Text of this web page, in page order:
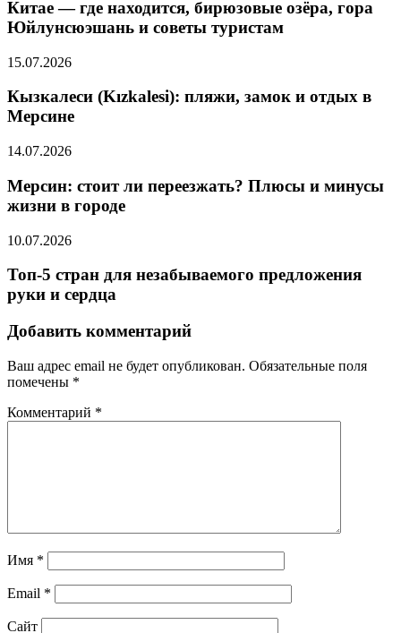
Китае — где находится, бирюзовые озёра, гора
Юйлунсюэшань и советы туристам
15.07.2026
Кызкалеси (Kızkalesi): пляжи, замок и отдых в
Мерсине
14.07.2026
Мерсин: стоит ли переезжать? Плюсы и минусы
жизни в городе
10.07.2026
Топ-5 стран для незабываемого предложения
руки и сердца
Добавить комментарий
Ваш адрес email не будет опубликован. Обязательные поля
помечены *
Комментарий *
Имя *
Email *
Сайт